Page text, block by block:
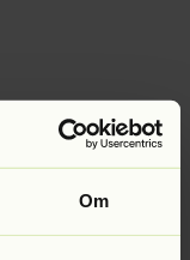
Om